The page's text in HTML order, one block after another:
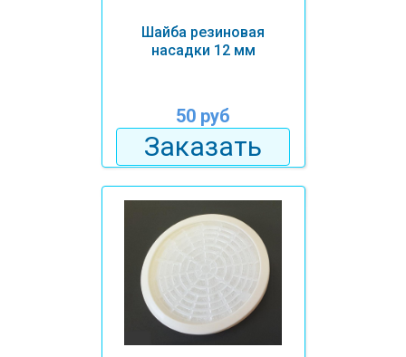
Шайба резиновая
насадки 12 мм
50 руб
Заказать